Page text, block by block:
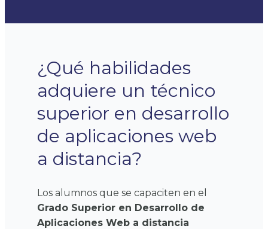
¿Qué habilidades
adquiere un técnico
superior en desarrollo
de aplicaciones web
a distancia?
Los alumnos que se capaciten en el
Grado Superior en Desarrollo de
Aplicaciones Web a distancia